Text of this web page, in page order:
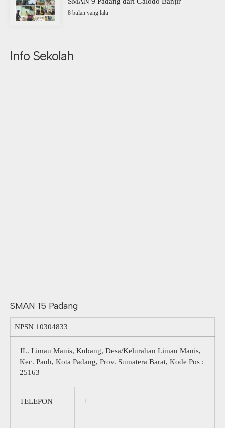
8 bulan yang lalu
Info Sekolah
SMAN 15 Padang
NPSN 10304833
JL. Limau Manis, Kubang, Desa/Kelurahan Limau Manis,
Kec. Pauh, Kota Padang, Prov. Sumatera Barat, Kode Pos :
25163
TELEPON +